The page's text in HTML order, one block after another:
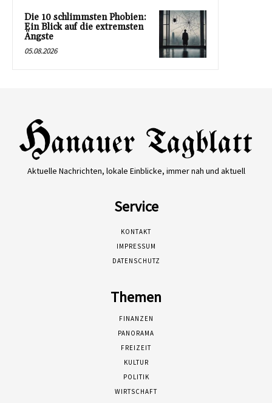
Die 10 schlimmsten Phobien:
Ein Blick auf die extremsten
Ängste
05.08.2026
Aktuelle Nachrichten, lokale Einblicke, immer nah und aktuell
Service
KONTAKT
IMPRESSUM
DATENSCHUTZ
Themen
FINANZEN
PANORAMA
FREIZEIT
KULTUR
POLITIK
WIRTSCHAFT